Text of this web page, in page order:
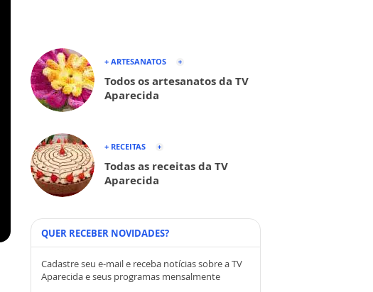
+ ARTESANATOS
Todos os artesanatos da TV
Aparecida
+ RECEITAS
Todas as receitas da TV
Aparecida
QUER RECEBER NOVIDADES?
Cadastre seu e-mail e receba notícias sobre a TV
Aparecida e seus programas mensalmente